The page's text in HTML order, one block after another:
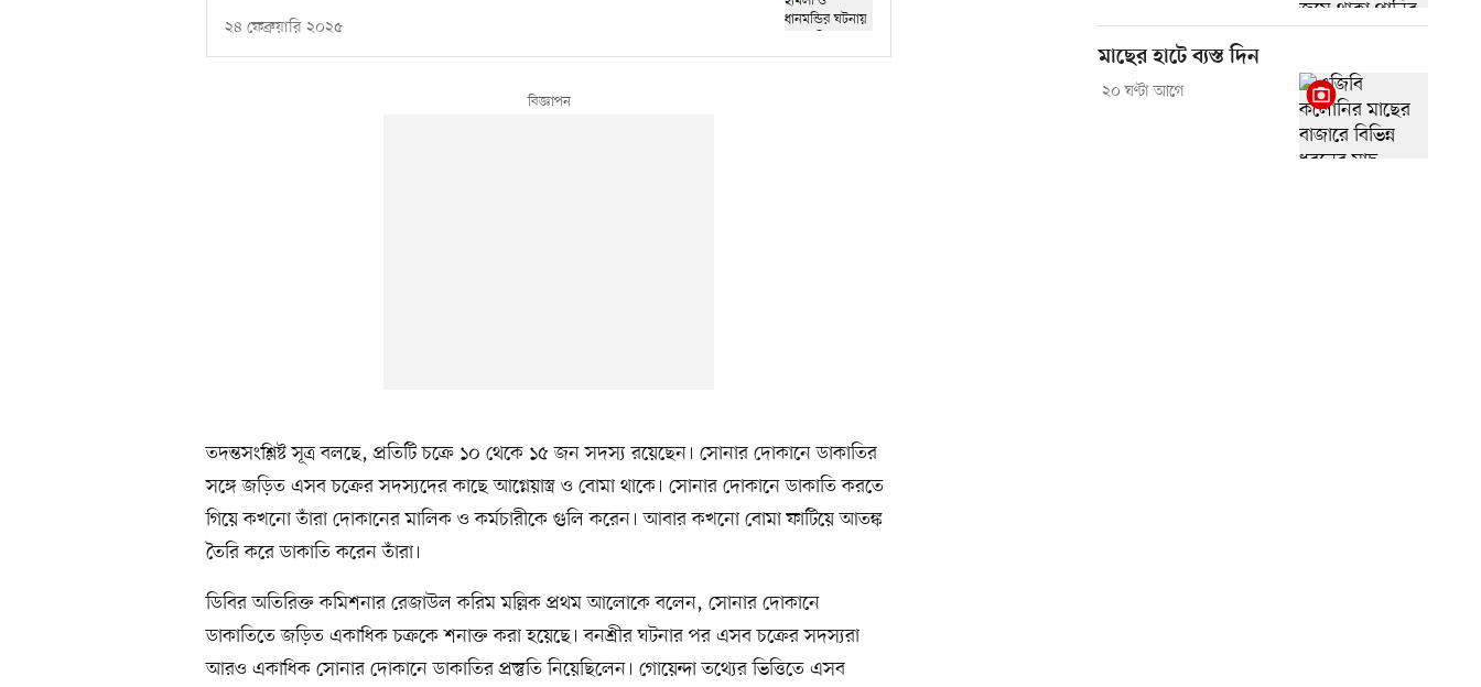
২৪ ফেব্রুয়ারি ২০২৫
তদন্তসংশ্লিষ্ট সূত্র বলছে, প্রতিটি চক্রে ১০ থেকে ১৫ জন সদস্য রয়েছেন। সোনার দোকানে ডাকাতির
সঙ্গে জড়িত এসব চক্রের সদস্যদের কাছে আগ্নেয়াস্ত্র ও বোমা থাকে। সোনার দোকানে ডাকাতি করতে
গিয়ে কখনো তাঁরা দোকানের মালিক ও কর্মচারীকে গুলি করেন। আবার কখনো বোমা ফাটিয়ে আতঙ্ক
তৈরি করে ডাকাতি করেন তাঁরা।
ডিবির অতিরিক্ত কমিশনার রেজাউল করিম মল্লিক প্রথম আলোকে বলেন, সোনার দোকানে
ডাকাতিতে জড়িত একাধিক চক্রকে শনাক্ত করা হয়েছে। বনশ্রীর ঘটনার পর এসব চক্রের সদস্যরা
আরও একাধিক সোনার দোকানে ডাকাতির প্রস্তুতি নিয়েছিলেন। গোয়েন্দা তথ্যের ভিত্তিতে এসব
মাছের হাটে ব্যস্ত দিন
২০ ঘণ্টা আগে